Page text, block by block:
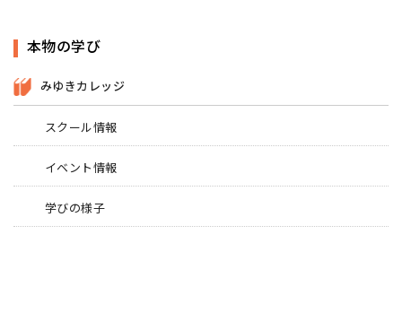
本物の学び
みゆきカレッジ
スクール情報
イベント情報
学びの様子